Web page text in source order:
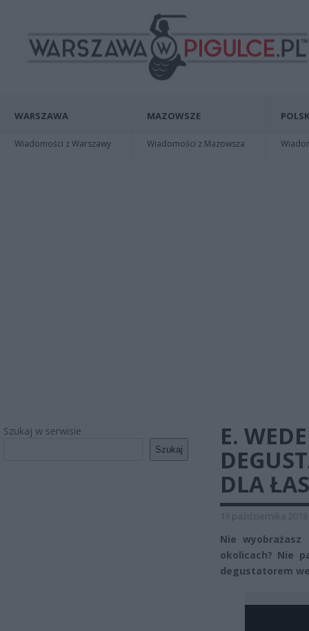
WARSZAWA
Wiadomości z Warszawy
MAZOWSZE
Wiadomości z Mazowsza
Szukaj w serwisie
Szukaj
E.
DLA
19 października 2018
Nie wyobrażasz
okolicach? Nie
degustatorem